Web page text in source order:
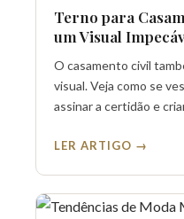
Terno para
um Visual
O casamento civil
visual. Veja como se
assinar a certidão e
LER ARTIGO →